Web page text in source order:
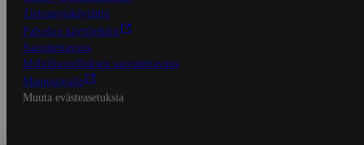
Tietosuojakäytäntö
Palvelun käyttöehdot
Saavutettavuus
Mobiilisovelluksen saavutettavuus
Mainostajalle
Muuta evästeasetuksia